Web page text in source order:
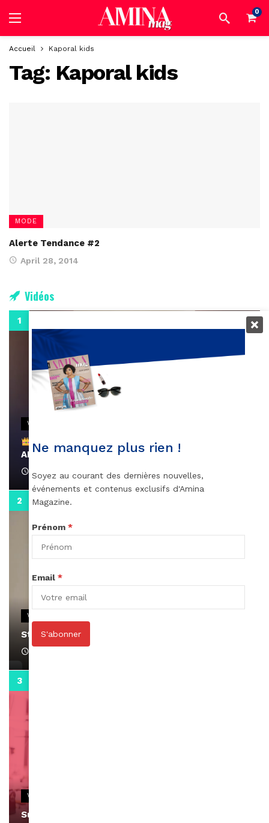
0
Accueil Kaporal kids
Tag: Kaporal kids
MODE
Alerte Tendance #2
April 28, 2014
Vidéos
VIDEOS
Remerciements à Ayden pour son message sur
AMINA, le Magazine de la Femme
April 1, 2022
VIDEOS
Stacy passe un message
VIDEOS
Support Black Business Wee-kend
Ne manquez plus rien !
Soyez au courant des dernières nouvelles,
événements et contenus exclusifs d'Amina
Magazine.
Prénom *
Email *
S'abonner